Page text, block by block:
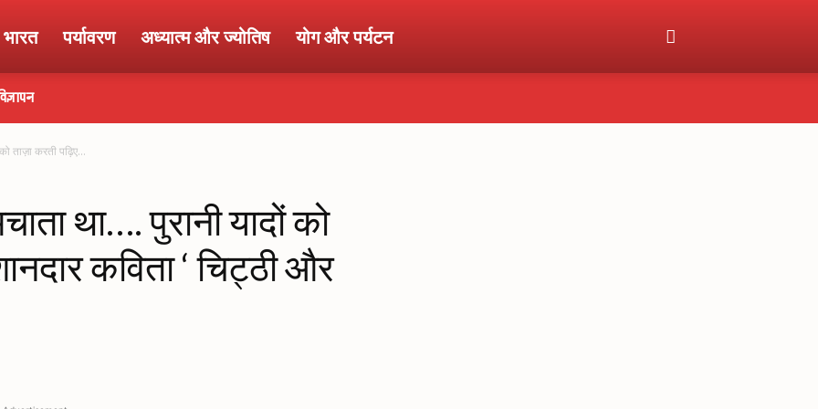
भारत पर्यावरण अध्यात्म और ज्योतिष योग और पर्यटन
ताज़ा करती पढ़िए...
था…. पुरानी यादों को
कविता ‘ चिट्ठी और